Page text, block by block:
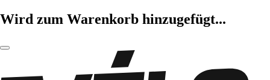
Wird zum Warenkorb hinzugefügt...